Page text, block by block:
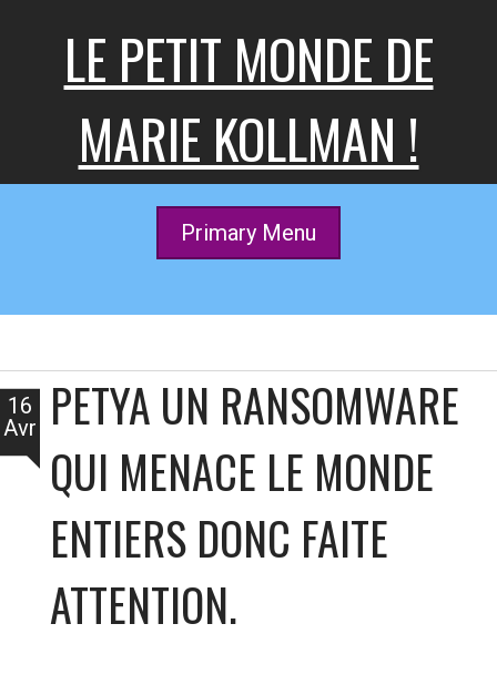
LE PETIT MONDE DE
MARIE KOLLMAN !
Primary Menu
16
Avr
PETYA UN RANSOMWARE
QUI MENACE LE MONDE
ENTIERS DONC FAITE
ATTENTION.